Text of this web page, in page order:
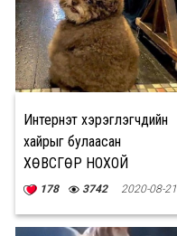
Интернэт хэрэглэгчдийн
хайрыг булаасан
ХӨВСГӨР НОХОЙ
178 3742 2020-08-21